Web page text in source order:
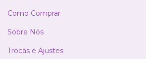
Como Comprar
Sobre Nós
Trocas e Ajustes